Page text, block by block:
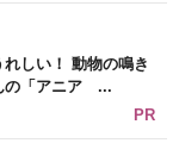
しい！ 動物の鳴き
の「アニア ...
PR